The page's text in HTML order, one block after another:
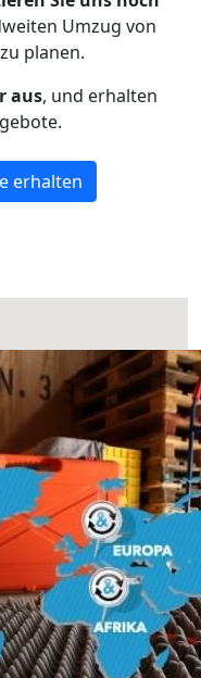
Umzug von
planen.
aus, und erhalten
erhalten